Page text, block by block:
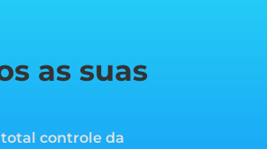
as suas
total controle da